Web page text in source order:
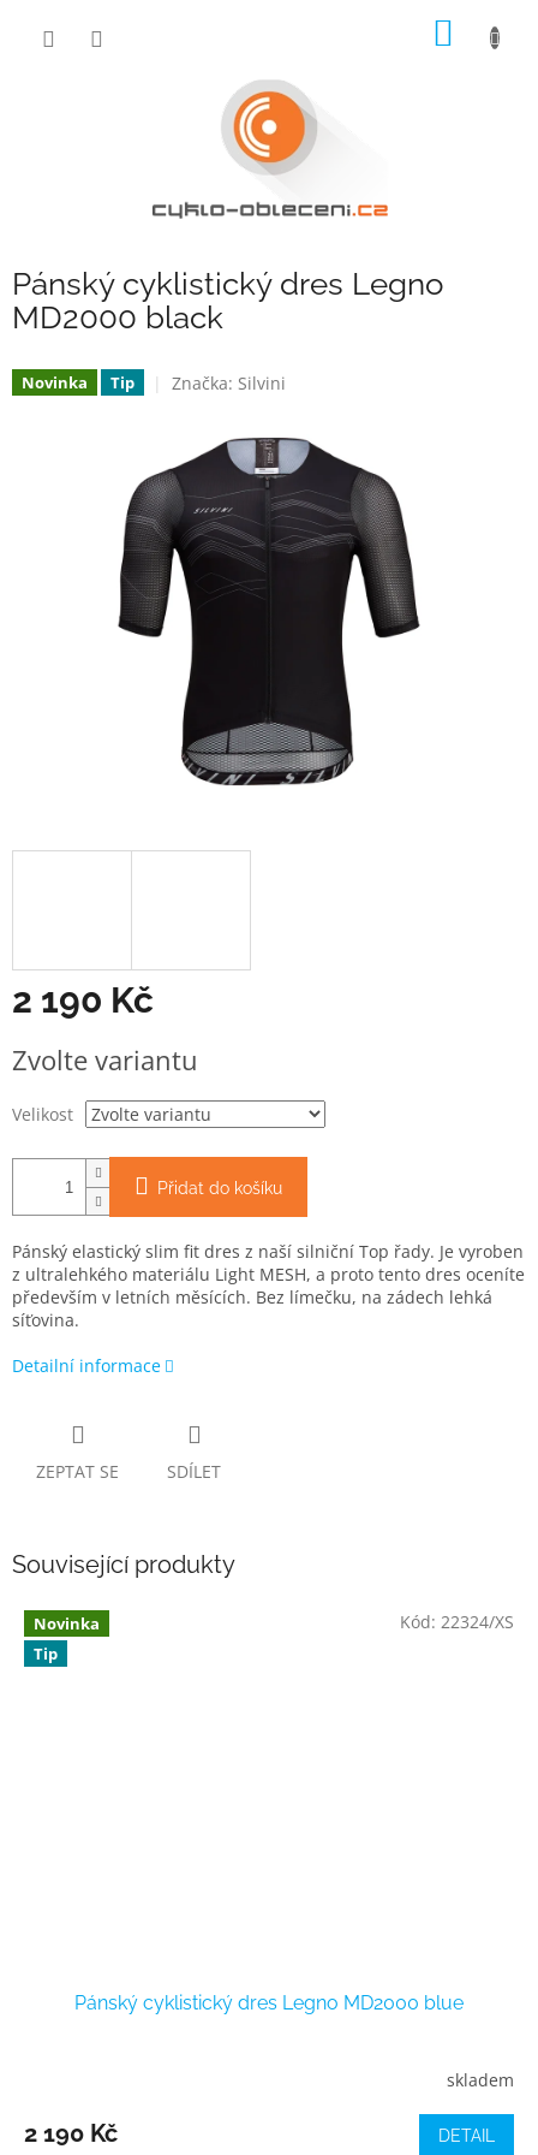
Pánský cyklistický dres Legno
MD2000 black
Novinka Tip Značka: Silvini
2 190 Kč
cena:
Zvolte variantu
Velikost
Přidat do košíku
Pánský elastický slim fit dres z naší silniční Top řady. Je vyroben
z ultralehkého materiálu Light MESH, a proto tento dres oceníte
především v letních měsících. Bez límečku, na zádech lehká
síťovina.
Detailní informace
ZEPTAT SE SDÍLET
Související produkty
Novinka
Tip
Pánský cyklistický dres Legno MD2000 blue
skladem
2 190 Kč DETAIL
Kód: 22324/XS